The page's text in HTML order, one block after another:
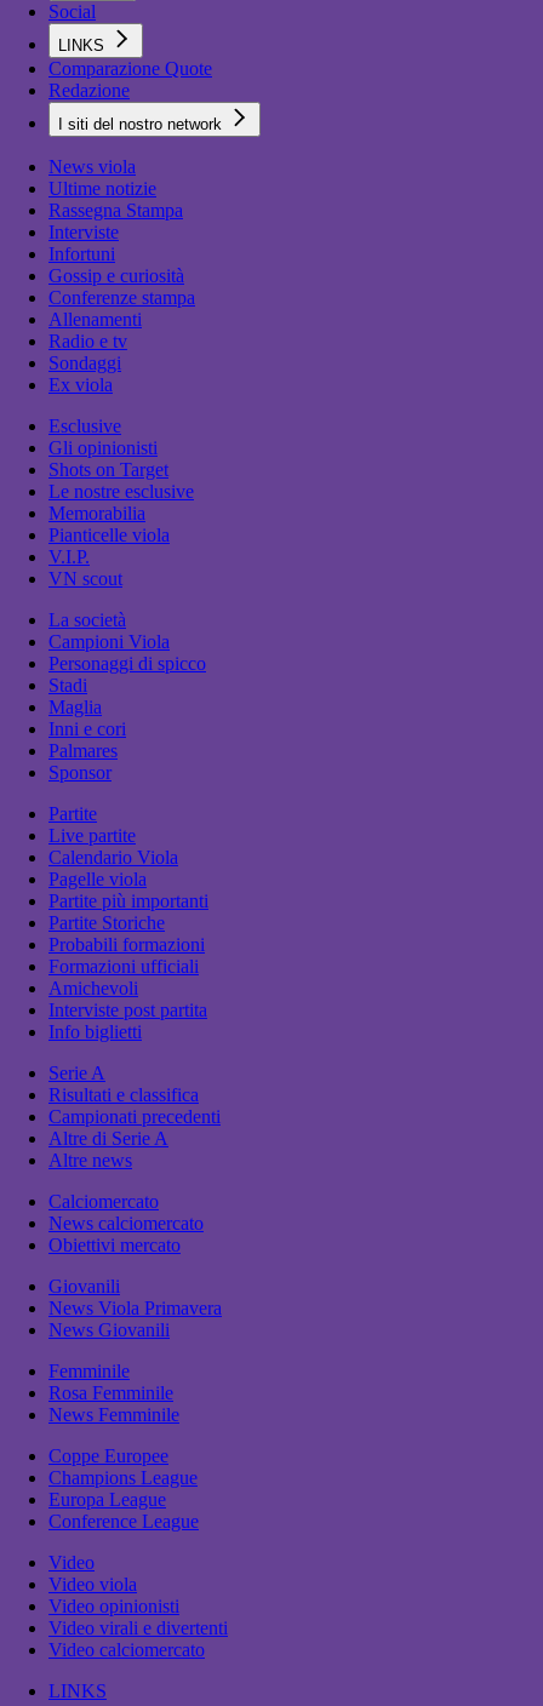
Social
LINKS
Comparazione Quote
Redazione
I siti del nostro network
News viola
Ultime notizie
Rassegna Stampa
Interviste
Infortuni
Gossip e curiosità
Conferenze stampa
Allenamenti
Radio e tv
Sondaggi
Ex viola
Esclusive
Gli opinionisti
Shots on Target
Le nostre esclusive
Memorabilia
Pianticelle viola
V.I.P.
VN scout
La società
Campioni Viola
Personaggi di spicco
Stadi
Maglia
Inni e cori
Palmares
Sponsor
Partite
Live partite
Calendario Viola
Pagelle viola
Partite più importanti
Partite Storiche
Probabili formazioni
Formazioni ufficiali
Amichevoli
Interviste post partita
Info biglietti
Serie A
Risultati e classifica
Campionati precedenti
Altre di Serie A
Altre news
Calciomercato
News calciomercato
Obiettivi mercato
Giovanili
News Viola Primavera
News Giovanili
Femminile
Rosa Femminile
News Femminile
Coppe Europee
Champions League
Europa League
Conference League
Video
Video viola
Video opinionisti
Video virali e divertenti
Video calciomercato
LINKS